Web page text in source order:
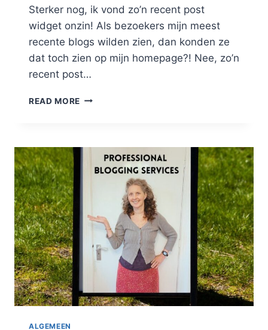
Sterker nog, ik vond zo’n recent post
widget onzin! Als bezoekers mijn meest
recente blogs wilden zien, dan konden ze
dat toch zien op mijn homepage?! Nee, zo’n
recent post…
READ MORE WAAROM
POST
WIDGET
MOET
ALGEMEEN